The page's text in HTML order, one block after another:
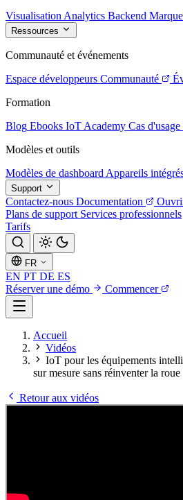
Visualisation Analytics Backend
Ressources
Communauté et événements
Espace développeurs Communauté
Formation
Blog Ebooks IoT Academy Cas d'usage
Modèles et outils
Modèles de dashboard Appareils
Support
Contactez-nous Documentation
Plans de support Services professionnels
Tarifs
FR
EN PT DE ES
Réserver une démo
Commencer
Accueil
Vidéos
IoT pour les équipements
sur mesure sans réinventer la roue
Retour aux vidéos